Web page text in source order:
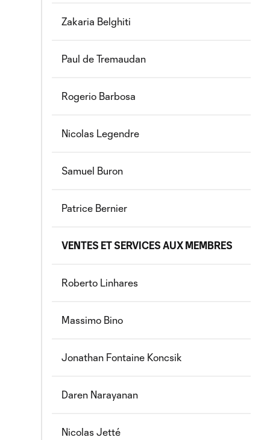
Zakaria Belghiti
Paul de Tremaudan
Rogerio Barbosa
Nicolas Legendre
Samuel Buron
Patrice Bernier
VENTES ET SERVICES AUX MEMBRES
Roberto Linhares
Massimo Bino
Jonathan Fontaine Koncsik
Daren Narayanan
Nicolas Jetté